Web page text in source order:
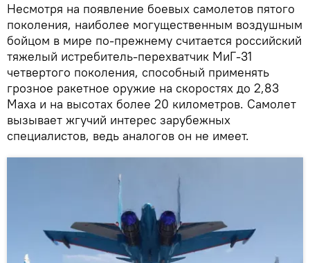
Несмотря на появление боевых самолетов пятого
поколения, наиболее могущественным воздушным
бойцом в мире по-прежнему считается российский
тяжелый истребитель-перехватчик МиГ-31
четвертого поколения, способный применять
грозное ракетное оружие на скоростях до 2,83
Маха и на высотах более 20 километров. Самолет
вызывает жгучий интерес зарубежных
специалистов, ведь аналогов он не имеет.